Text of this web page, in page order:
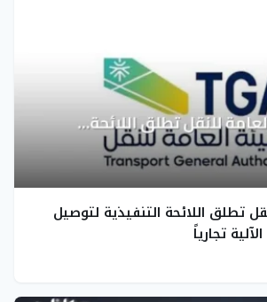
تطلق اللائحة التنفيذية لتوصيل
تجارياً